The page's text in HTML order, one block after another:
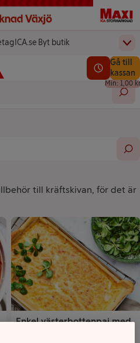
ICA.se
(öppnas i ett nytt fönster)
Byt butik
(öppnas i ett nytt fönster)
Sök
Se lediga
Gå till
kassan
Totalt
0,00 kr
Min: 1,00 kr
till kräftskivan, för det är
Enkel västerbottenpaj med